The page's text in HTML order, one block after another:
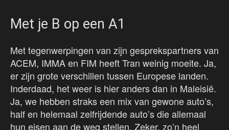
Met je B op een A1
Met tegenwerpingen van zijn gesprekspartners van
ACEM, IMMA en FIM heeft Tran weinig moeite. Ja,
er zijn grote verschillen tussen Europese landen.
Inderdaad, het weer is hier anders dan in Maleisië.
Ja, we hebben straks een mix van gewone auto’s,
half en helemaal zelfrijdende auto’s die allemaal
hun eisen aan de weg stellen. Zeker, zo’n heel